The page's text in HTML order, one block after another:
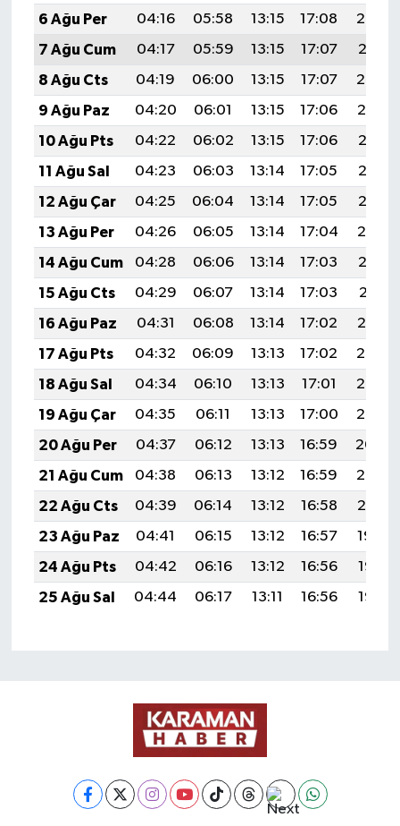
6 Ağu Per
04:16 05:58 13:15 17:08
20:23
7 Ağu Cum
04:17 05:59 13:15 17:07
20:21
8 Ağu Cts
04:19 06:00 13:15 17:07
20:20
9 Ağu Paz
04:20 06:01 13:15 17:06
20:19
10 Ağu Pts
04:22 06:02 13:15 17:06
20:18
11 Ağu Sal
04:23 06:03 13:14 17:05
20:16
12 Ağu Çar
04:25 06:04 13:14 17:05
20:15
13 Ağu Per
04:26 06:05 13:14 17:04
20:14
14 Ağu Cum
04:28 06:06 13:14 17:03
20:12
15 Ağu Cts
04:29 06:07 13:14 17:03
20:11
16 Ağu Paz
04:31 06:08 13:14 17:02
20:10
17 Ağu Pts
04:32 06:09 13:13 17:02
20:08
18 Ağu Sal
04:34 06:10 13:13 17:01
20:07
19 Ağu Çar
04:35 06:11 13:13 17:00
20:05
20 Ağu Per
04:37 06:12 13:13 16:59
20:04
21 Ağu Cum
04:38 06:13 13:12 16:59
20:02
22 Ağu Cts
04:39 06:14 13:12 16:58
20:01
23 Ağu Paz
04:41 06:15 13:12 16:57
19:59
24 Ağu Pts
04:42 06:16 13:12 16:56
19:58
25 Ağu Sal
04:44 06:17 13:11 16:56 19:56